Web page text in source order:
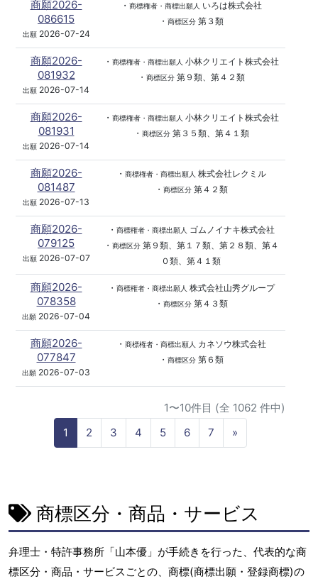
商願2026-
086615
出願2026-07-24
・ 商標権者・商標出願人
いろは株式会社
・ 商標区分第３類
商願2026-
081932
出願 2026-07-14
・ 商標権者・商標出願人 小林クリエイト株式会社
・ 商標区分第９類、第４２類
商願2026-
081931
出願 2026-07-14
・ 商標権者・商標出願人 小林クリエイト株式会社
・ 商標区分第３５類、第４１類
商願2026-
081487
出願 2026-07-13
・ 商標権者・商標出願人 株式会社レクミル
・ 商標区分第４２類
商願2026-
079125
出願2026-07-07
・ 商標権者・商標出願人
ゴムノイナキ株式会社
・ 商標区分第９類、第１７類、第２８類、第４
０類、第４１類
商願2026-
078358
出願 2026-07-04
・ 商標権者・商標出願人 株式会社山秀グループ
・ 商標区分第４３類
商願2026-
077847
出願 2026-07-03
・ 商標権者・商標出願人
カネソウ株式会社
・ 商標区分第６類
1〜10件目 (全 1062 件中)
1
2 3 4 5 6 7 »
e
商標区分・商品・サービス
弁理士・特許事務所「山本優」が手続きを行った、代表的な商
標区分・商品・サービスごとの、商標(商標出願・登録商標)の